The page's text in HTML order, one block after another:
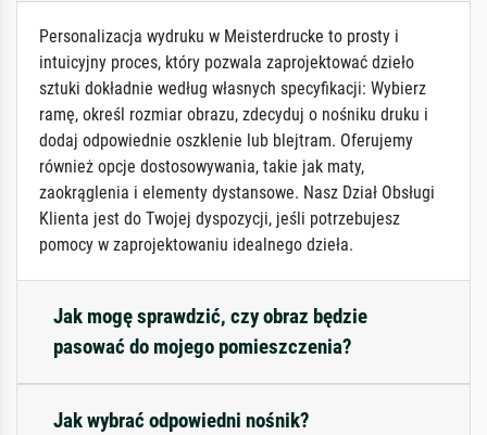
Personalizacja wydruku w Meisterdrucke to prosty i
intuicyjny proces, który pozwala zaprojektować dzieło
sztuki dokładnie według własnych specyfikacji: Wybierz
ramę, określ rozmiar obrazu, zdecyduj o nośniku druku i
dodaj odpowiednie oszklenie lub blejtram. Oferujemy
również opcje dostosowywania, takie jak maty,
zaokrąglenia i elementy dystansowe. Nasz Dział Obsługi
Klienta jest do Twojej dyspozycji, jeśli potrzebujesz
pomocy w zaprojektowaniu idealnego dzieła.
Jak mogę sprawdzić, czy obraz będzie
pasować do mojego pomieszczenia?
Jak wybrać odpowiedni nośnik?